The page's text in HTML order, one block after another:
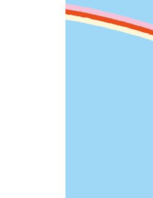
31장 E : 공감하라
32장 R : 반복하고 연
깨어있는 양육 실천